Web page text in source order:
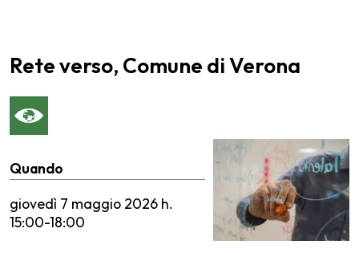
Rete verso, Comune di Verona
Quando
giovedì 7 maggio 2026 h.
15:00-18:00